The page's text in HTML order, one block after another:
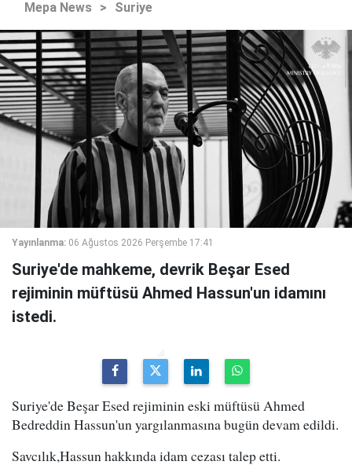
Mepa News > Suriye
Yayınlanma: 06 Ağustos 2026 Perşembe 17:41
Suriye'de mahkeme, devrik Beşar Esed
rejiminin müftüsü Ahmed Hassun'un idamını
istedi.
Suriye'de Beşar Esed rejiminin eski müftüsü Ahmed
Bedreddin Hassun'un yargılanmasına bugün devam edildi.
Savcılık,Hassun hakkında idam cezası talep etti.